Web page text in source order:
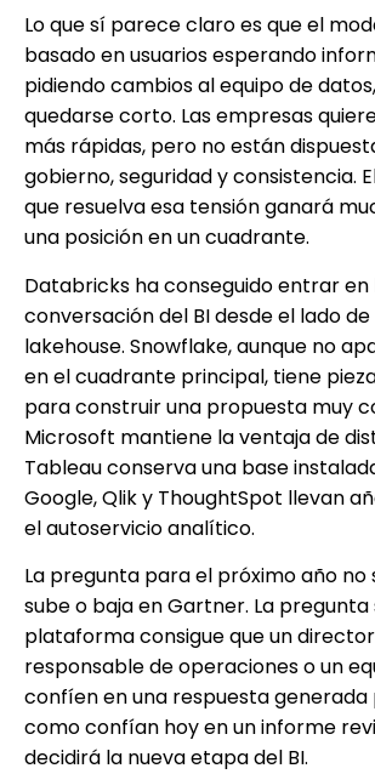
Lo que sí parece claro es que el
basado en usuarios esperando
pidiendo cambios al equipo de
quedarse corto. Las empresas
más rápidas, pero no están
gobierno, seguridad y consistencia.
que resuelva esa tensión ganará
una posición en un cuadrante.
Databricks ha conseguido entrar en
conversación del BI desde el lado de
lakehouse. Snowflake, aunque no
en el cuadrante principal, tiene
para construir una propuesta muy
Microsoft mantiene la ventaja de
Tableau conserva una base
Google, Qlik y ThoughtSpot llevan
el autoservicio analítico.
La pregunta para el próximo año no
sube o baja en Gartner. La pregunta
plataforma consigue que un
responsable de operaciones o un
confíen en una respuesta
como confían hoy en un informe
decidirá la nueva etapa del BI.